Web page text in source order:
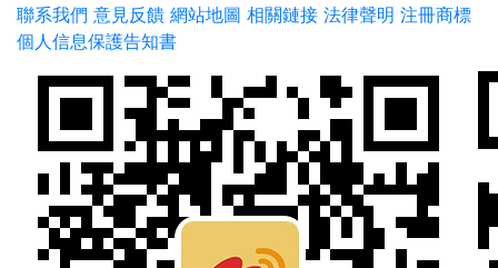
聯系我們 意見反饋 網站地圖 相關鏈接 法律聲明 注冊商標
個人信息保護告知書